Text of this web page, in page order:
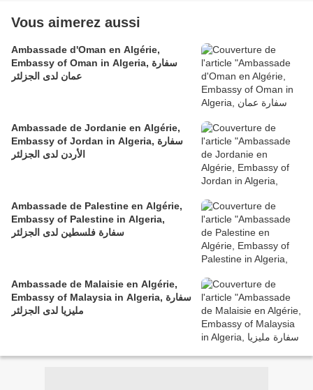
Vous aimerez aussi
Ambassade d'Oman en Algérie,
Embassy of Oman in Algeria, سفارة
عمان لدى الجزلئر
Ambassade de Jordanie en Algérie,
Embassy of Jordan in Algeria, سفارة
الأردن لدى الجزلئر
Ambassade de Palestine en Algérie,
Embassy of Palestine in Algeria,
سفارة فلسطين لدى الجزلئر
Ambassade de Malaisie en Algérie,
Embassy of Malaysia in Algeria, سفارة
مليزيا لدى الجزلئر